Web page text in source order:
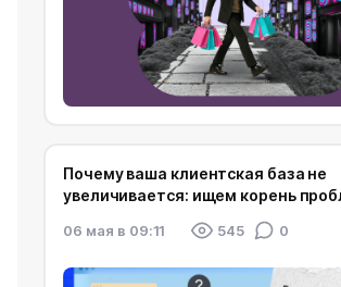
Почему ваша клиентская база не
увеличивается: ищем корень
06 мая в 09:11 545 0